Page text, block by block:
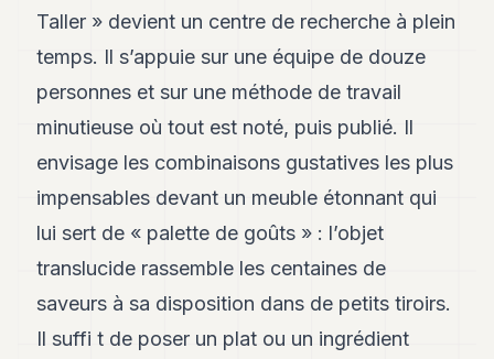
Taller » devient un centre de recherche à plein
temps. Il s’appuie sur une équipe de douze
personnes et sur une méthode de travail
minutieuse où tout est noté, puis publié. Il
envisage les combinaisons gustatives les plus
impensables devant un meuble étonnant qui
lui sert de « palette de goûts » : l’objet
translucide rassemble les centaines de
saveurs à sa disposition dans de petits tiroirs.
Il suffi t de poser un plat ou un ingrédient